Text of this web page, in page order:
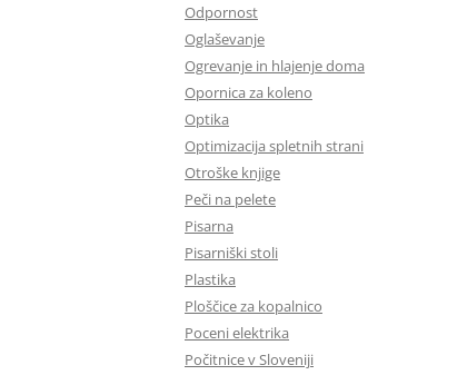
Odpornost
Oglaševanje
Ogrevanje in hlajenje doma
Opornica za koleno
Optika
Optimizacija spletnih strani
Otroške knjige
Peči na pelete
Pisarna
Pisarniški stoli
Plastika
Ploščice za kopalnico
Poceni elektrika
Počitnice v Sloveniji